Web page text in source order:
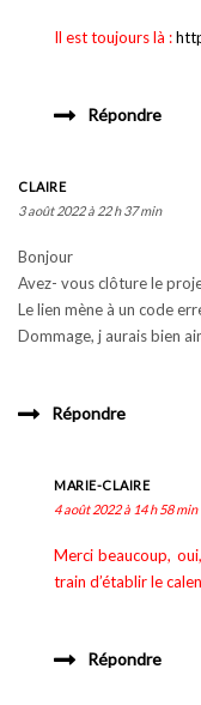
Il est toujours là :
Répondre
CLAIRE
3 août 2022 à 22 h 37 min
Bonjour
Avez- vous clôture le
Le lien mène à un code
Dommage, j aurais bien
Répondre
MARIE-CLAIRE
4 août 2022 à 14 h 58 min
Merci beaucoup,
train d’établir le
Répondre